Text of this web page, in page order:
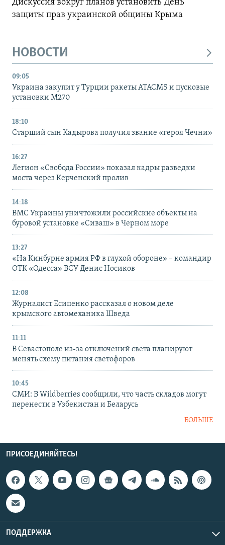
Дискуссия вокруг планов установить День
защиты прав украинской общины Крыма
НОВОСТИ
09:05
Украина закупит у Турции ракеты ATACMS и пусковые
установки M270
18:10
Старший сын Кадырова получил звание «героя Чечни»
16:27
Легион «Свобода России» показал кадры разведки
моста через Керченский пролив
14:18
ВМС Украины уничтожили российские объекты на
буровой установке «Сиваш» в Черном море
13:27
«На Кинбурне армия РФ в глухой обороне» – командир
ОТК «Одесса» ВСУ Денис Носиков
12:08
Журналист Есипенко рассказал о новом деле
крымского автомеханика Шведа
11:11
В Севастополе из-за отключений света планируют
менять схему питания светофоров
10:45
СМИ: В Wildberries сообщили, что часть складов могут
перенести в Узбекистан и Беларусь
БОЛЬШЕ
ПРИСОЕДИНЯЙТЕСЬ!
ПОДДЕРЖКА